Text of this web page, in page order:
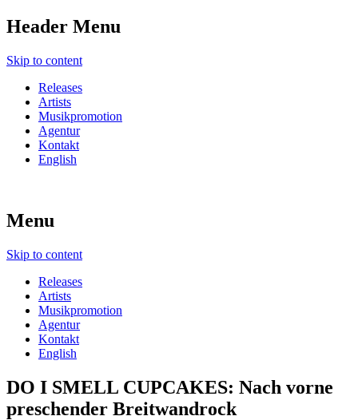
Header Menu
Skip to content
Releases
Artists
Musikpromotion
Agentur
Kontakt
English
Menu
Skip to content
Releases
Artists
Musikpromotion
Agentur
Kontakt
English
DO I SMELL CUPCAKES: Nach vorne
preschender Breitwandrock